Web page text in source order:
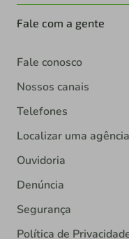
Fale com a gente
Fale conosco
Nossos canais
Telefones
Localizar uma agência
Ouvidoria
Denúncia
Segurança
Política de